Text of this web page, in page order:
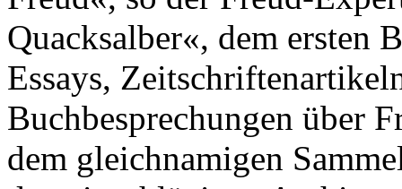
Quacksalber«, dem ersten
Essays,
Buchbesprechungen über
dem gleichnamigen